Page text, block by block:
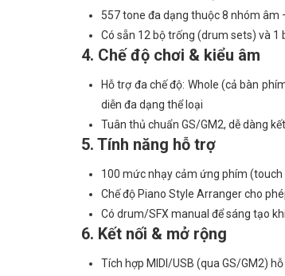
557 tone đa dạng thuộc 8 nhóm âm
Có sẵn 12 bộ trống (drum sets) và 1
4. Chế độ chơi & kiểu âm
Hỗ trợ đa chế độ: Whole (cả bàn
diễn đa dạng thể loại
Tuân thủ chuẩn GS/GM2, dễ dàng
5. Tính năng hỗ trợ
100 mức nhạy cảm ứng phím
Chế độ Piano Style Arranger cho
Có drum/SFX manual để sáng tạo
6. Kết nối & mở rộng
Tích hợp MIDI/USB (qua GS/GM2)